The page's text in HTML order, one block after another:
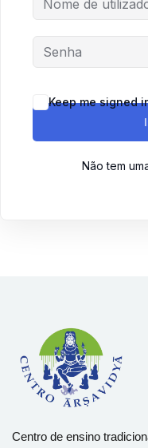
Keep me signed
Não tem
Centro de ensino
Remember me
Already